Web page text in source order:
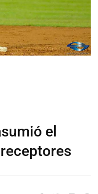
el